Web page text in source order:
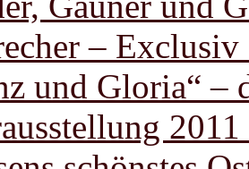
–
und Gloria“ –